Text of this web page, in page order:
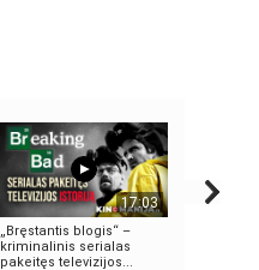
17:03
„Bręstantis blogis“ –
kriminalinis serialas
pakeitęs televizijos...